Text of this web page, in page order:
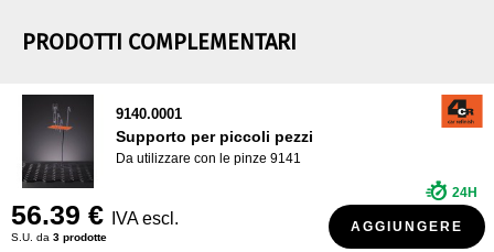
PRODOTTI COMPLEMENTARI
9140.0001
Supporto per piccoli pezzi
Da utilizzare con le pinze 9141
56.39 € IVA escl.
S.U. da 3 prodotte
24H
AGGIUNGERE